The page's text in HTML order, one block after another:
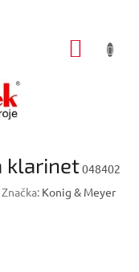
klarinet048402
Značka: Konig & Meyer